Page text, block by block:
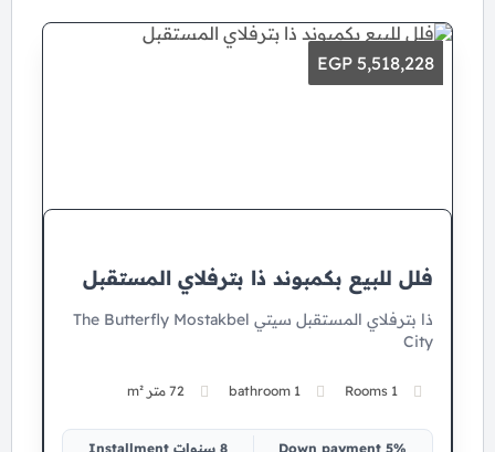
5,518,228 EGP
فلل للبيع بكمبوند ذا بترفلاي المستقبل
ذا بترفلاي المستقبل سيتي The Butterfly Mostakbel
City
1 Rooms
1 bathroom 72 متر m²
5% Down payment 8 سنوات Installment